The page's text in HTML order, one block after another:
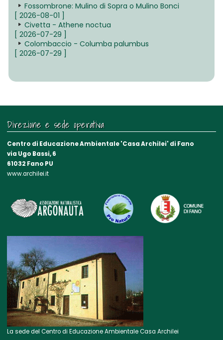
Fossombrone: Mulino di Sopra o Mulino Bonci
[ 2026-08-01 ]
Civetta - Athene noctua
[ 2026-07-29 ]
Colombaccio - Columba palumbus
[ 2026-07-29 ]
Direzione e sede operativa
Centro di Educazione Ambientale 'Casa Archilei' di Fano
via Ugo Bassi, 6
61032 Fano PU
www.archilei.it
La sede del Centro di Educazione Ambientale Casa Archilei